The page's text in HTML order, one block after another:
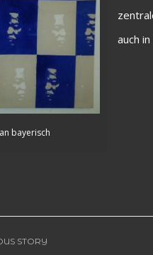
bayerisch
auch
STORY